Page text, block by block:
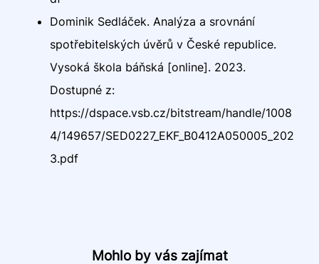
Dominik Sedláček. Analýza a srovnání
spotřebitelských úvěrů v České republice.
Vysoká škola báňská [online]. 2023.
Dostupné z:
https://dspace.vsb.cz/bitstream/handle/1008
4/149657/SED0227_EKF_B0412A050005_202
3.pdf
Mohlo by vás zajímat